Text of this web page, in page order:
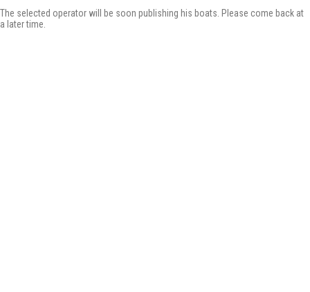
The selected operator will be soon publishing his boats. Please come back at
a later time.